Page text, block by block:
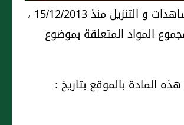
* : عدد المشاهدات و التنزيل منذ 15/12/2013 ،
المواد المتعلقة بموضوع
المادة بالموقع بتاريخ :